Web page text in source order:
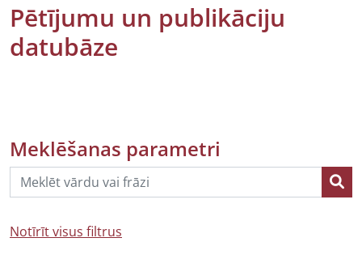
Pētījumu un publikāciju
datubāze
Meklēšanas parametri
Notīrīt visus filtrus